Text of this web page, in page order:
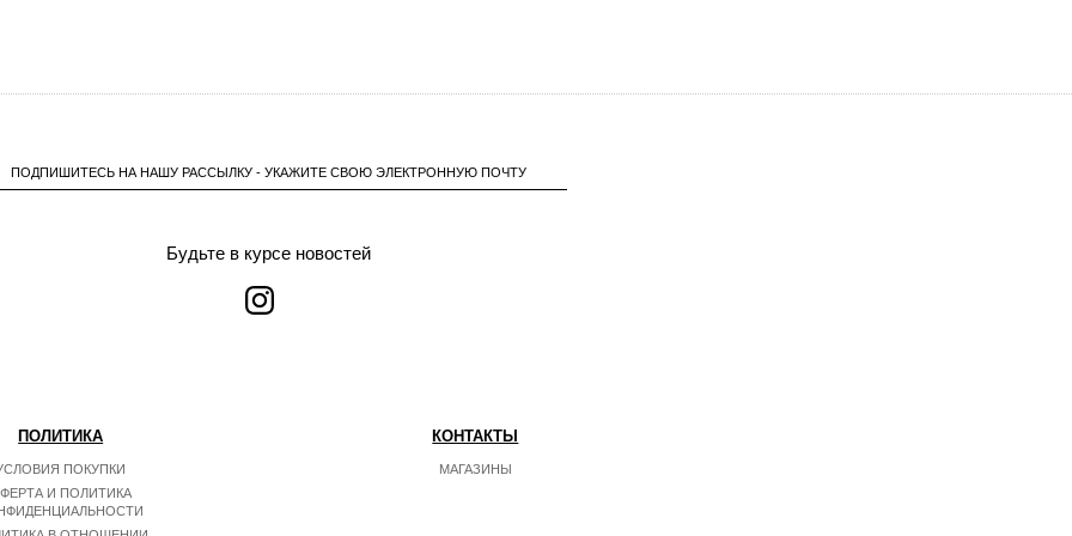
ПОДПИШИТЕСЬ НА НАШУ РАССЫЛКУ - УКАЖИТЕ СВОЮ ЭЛЕКТРОННУЮ ПОЧТУ
Будьте в курсе новостей
ПОЛИТИКА
ПОКУПКИ
И ПОЛИТИКА
КОНТАКТЫ
МАГАЗИНЫ